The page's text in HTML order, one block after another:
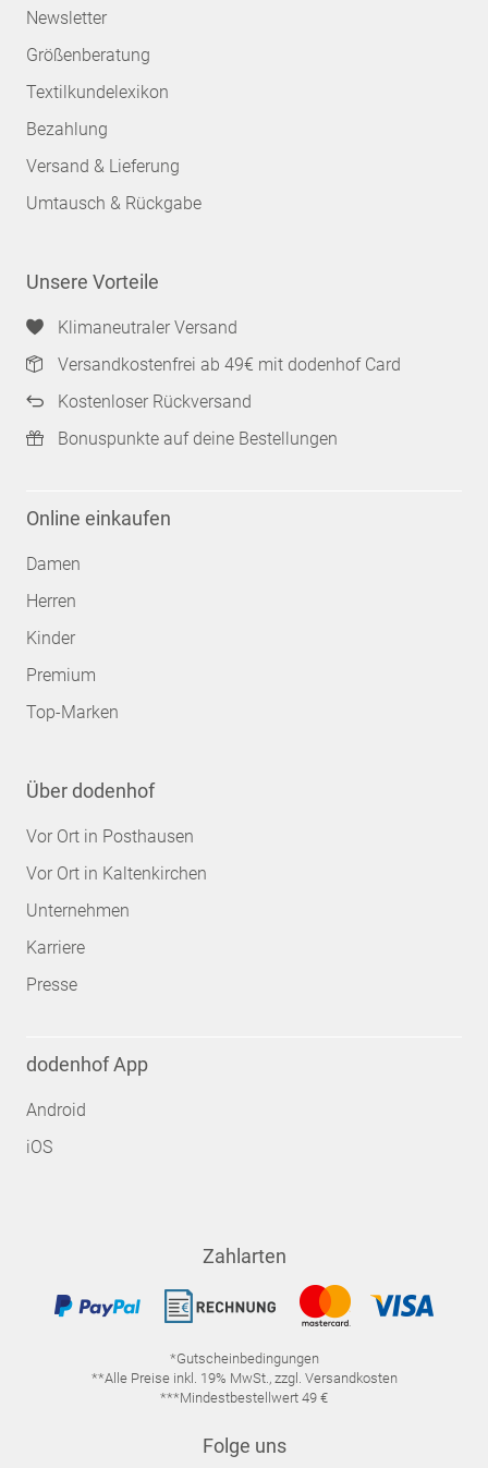
Newsletter
Größenberatung
Textilkundelexikon
Bezahlung
Versand & Lieferung
Umtausch & Rückgabe
Unsere Vorteile
Klimaneutraler Versand
Versandkostenfrei ab 49€ mit dodenhof Card
Kostenloser Rückversand
Bonuspunkte auf deine Bestellungen
Online einkaufen
Damen
Herren
Kinder
Premium
Top-Marken
Über dodenhof
Vor Ort in Posthausen
Vor Ort in Kaltenkirchen
Unternehmen
Karriere
Presse
dodenhof App
Android
iOS
Zahlarten
*Gutscheinbedingungen
**Alle Preise inkl. 19% MwSt., zzgl. Versandkosten
***Mindestbestellwert 49 €
Folge uns